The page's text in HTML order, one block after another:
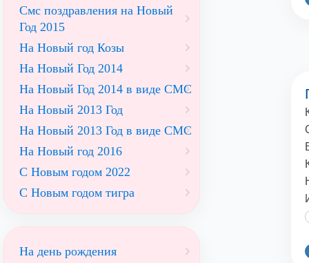
Смс поздравления на Новый
Год 2015
На Новый год Козы
На Новый Год 2014
На Новый Год 2014 в виде СМС
На Новый 2013 Год
На Новый 2013 Год в виде СМС
На Новый год 2016
С Новым годом 2022
С Новым годом тигра
На день рождения